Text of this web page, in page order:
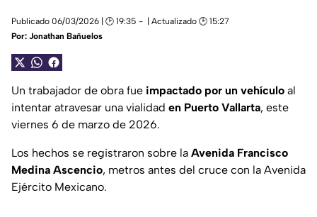
Publicado 06/03/2026 | 🕑 19:35
| Actualizado 🕑 15:27
Por: Jonathan Bañuelos
Un trabajador de obra fue impactado por un vehículo al
intentar atravesar una vialidad en Puerto Vallarta, este
viernes 6 de marzo de 2026.
Los hechos se registraron sobre la Avenida Francisco
Medina Ascencio, metros antes del cruce con la Avenida
Ejército Mexicano.